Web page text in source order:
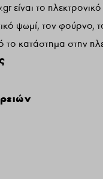
είναι το
ψωμί, τον φούρνο,
το κατάστημα στην